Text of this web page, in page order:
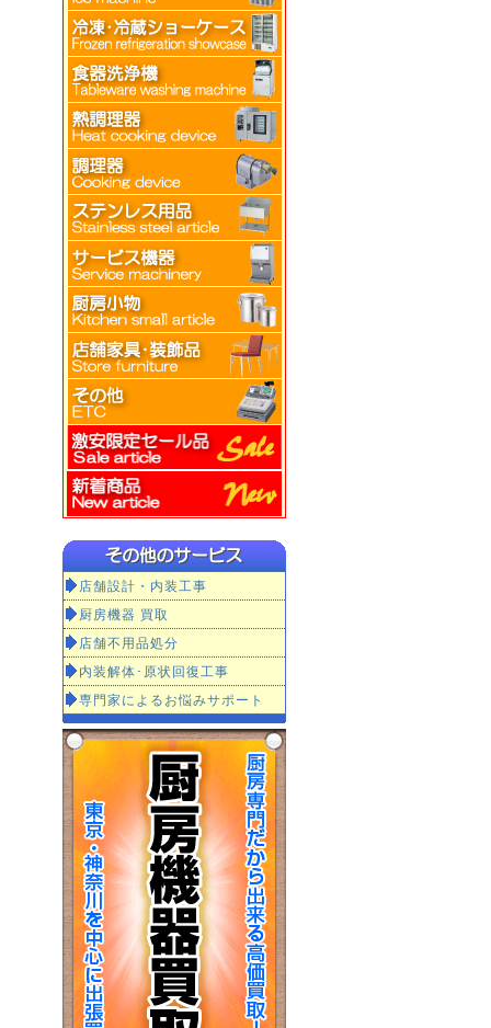
店舗設計・内装工事
厨房機器 買取
店舗不用品処分
内装解体･原状回復工事
専門家によるお悩みサポート